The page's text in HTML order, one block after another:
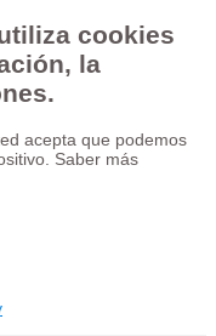
cookies
la
acepta que podemos
Saber más